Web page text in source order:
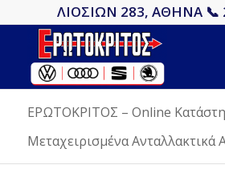
ΛΙΟΣΙΩΝ 283, ΑΘΗΝΑ 📞
ΕΡΩΤΟΚΡΙΤΟΣ – Online
Μεταχειρισμένα Ανταλλακτικά